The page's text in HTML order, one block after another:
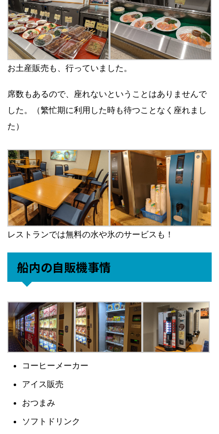
お土産販売も、行っていました。
席数もあるので、座れないということはありませんで
した。（繁忙期に利用した時も待つことなく座れまし
た）
レストランでは無料の水や氷のサービスも！
船内の自販機事情
コーヒーメーカー
アイス販売
おつまみ
ソフトドリンク